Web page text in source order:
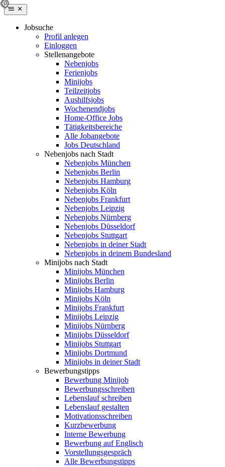
Jobsuche
Profil anlegen
Einloggen
Stellenangebote
Nebenjobs
Ferienjobs
Minijobs
Teilzeitjobs
Aushilfsjobs
Wochenendjobs
Home-Office Jobs
Tätigkeitsbereiche
Alle Jobangebote
Jobs Deutschland
Nebenjobs nach Stadt
Nebenjobs München
Nebenjobs Berlin
Nebenjobs Hamburg
Nebenjobs Köln
Nebenjobs Frankfurt
Nebenjobs Leipzig
Nebenjobs Nürnberg
Nebenjobs Düsseldorf
Nebenjobs Stuttgart
Nebenjobs in deiner Stadt
Nebenjobs in deinem Bundesland
Minijobs nach Stadt
Minijobs München
Minijobs Berlin
Minijobs Hamburg
Minijobs Köln
Minijobs Frankfurt
Minijobs Leipzig
Minijobs Nürnberg
Minijobs Düsseldorf
Minijobs Stuttgart
Minijobs Dortmund
Minijobs in deiner Stadt
Bewerbungstipps
Bewerbung Minijob
Bewerbungsschreiben
Lebenslauf schreiben
Lebenslauf gestalten
Motivationsschreiben
Kurzbewerbung
Interne Bewerbung
Bewerbung auf Englisch
Vorstellungsgespräch
Alle Bewerbungstipps